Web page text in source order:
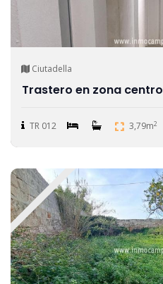
Ciutadella
Trastero en zona centro
TR 012 3,79m2